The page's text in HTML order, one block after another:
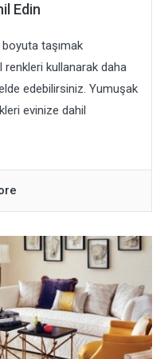
Edin
taşımak
kullanarak daha
edebilirsiniz. Yumuşak
evinize dahil